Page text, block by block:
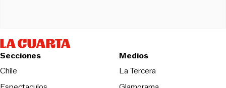
Secciones
Chile
Medios
La TerceraOpens in new